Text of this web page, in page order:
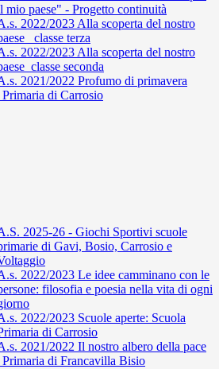
mio paese" - Progetto continuità
2022/2023 Alla scoperta del nostro
classe terza
2022/2023 Alla scoperta del nostro
seconda
2021/2022 Profumo di primavera
Primaria di Carrosio
2025-26 - Giochi Sportivi scuole
di Gavi, Bosio, Carrosio e
2022/2023 Le idee camminano con le
filosofia e poesia nella vita di ogni
2022/2023 Scuole aperte: Scuola
di Carrosio
2021/2022 Il nostro albero della pace
Primaria di Francavilla Bisio